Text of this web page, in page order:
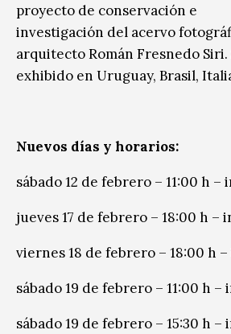
proyecto de conservación e
investigación del acervo
arquitecto Román Fresnedo Siri.
exhibido en Uruguay, Brasil,
Nuevos días y horarios:
sábado 12 de febrero – 11:00 h –
jueves 17 de febrero – 18:00 h –
viernes 18 de febrero – 18:00 h
sábado 19 de febrero – 11:00 h
sábado 19 de febrero – 15:30 h